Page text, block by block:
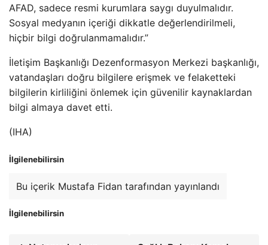
AFAD, sadece resmi kurumlara saygı duyulmalıdır.
Sosyal medyanın içeriği dikkatle değerlendirilmeli,
hiçbir bilgi doğrulanmamalıdır.”
İletişim Başkanlığı Dezenformasyon Merkezi başkanlığı,
vatandaşları doğru bilgilere erişmek ve felaketteki
bilgilerin kirliliğini önlemek için güvenilir kaynaklardan
bilgi almaya davet etti.
(IHA)
İlgilenebilirsin
Bu içerik Mustafa Fidan tarafından yayınlandı
İlgilenebilirsin